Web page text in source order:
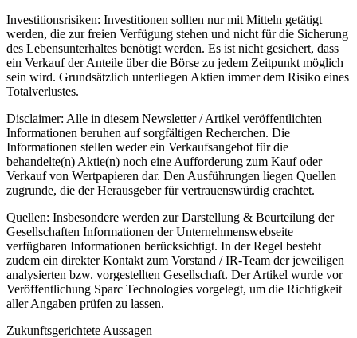
Investitionsrisiken: Investitionen sollten nur mit Mitteln getätigt
werden, die zur freien Verfügung stehen und nicht für die Sicherung
des Lebensunterhaltes benötigt werden. Es ist nicht gesichert, dass
ein Verkauf der Anteile über die Börse zu jedem Zeitpunkt möglich
sein wird. Grundsätzlich unterliegen Aktien immer dem Risiko eines
Totalverlustes.
Disclaimer: Alle in diesem Newsletter / Artikel veröffentlichten
Informationen beruhen auf sorgfältigen Recherchen. Die
Informationen stellen weder ein Verkaufsangebot für die
behandelte(n) Aktie(n) noch eine Aufforderung zum Kauf oder
Verkauf von Wertpapieren dar. Den Ausführungen liegen Quellen
zugrunde, die der Herausgeber für vertrauenswürdig erachtet.
Quellen: Insbesondere werden zur Darstellung & Beurteilung der
Gesellschaften Informationen der Unternehmenswebseite
verfügbaren Informationen berücksichtigt. In der Regel besteht
zudem ein direkter Kontakt zum Vorstand / IR-Team der jeweiligen
analysierten bzw. vorgestellten Gesellschaft. Der Artikel wurde vor
Veröffentlichung Sparc Technologies vorgelegt, um die Richtigkeit
aller Angaben prüfen zu lassen.
Zukunftsgerichtete Aussagen